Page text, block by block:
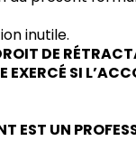
inutile.
DE
EXERCÉ SI
EST UN